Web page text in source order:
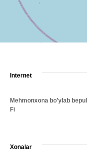
Internet
Mehmonxona bo'ylab
Fi
Xonalar